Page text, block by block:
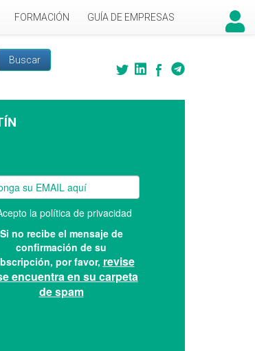
FORMACIÓN GUÍA DE EMPRESAS
Buscar